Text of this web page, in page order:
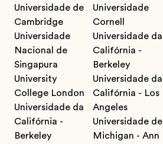
Universidade de
Cambridge
Universidade
Nacional de
Singapura
University
College London
Universidade da
Califórnia -
Berkeley
Universidade
Cornell
Universidade da
Califórnia -
Berkeley
Universidade da
Califórnia - Los
Angeles
Universidade de
Michigan - Ann